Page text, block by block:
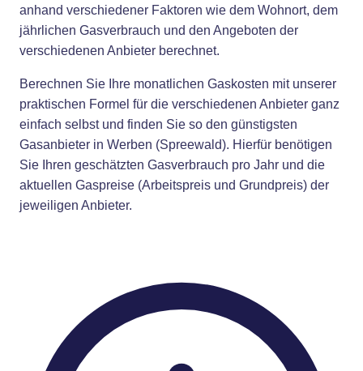
anhand verschiedener Faktoren wie dem Wohnort, dem
jährlichen Gasverbrauch und den Angeboten der
verschiedenen Anbieter berechnet.
Berechnen Sie Ihre monatlichen Gaskosten mit unserer
praktischen Formel für die verschiedenen Anbieter ganz
einfach selbst und finden Sie so den günstigsten
Gasanbieter in Werben (Spreewald). Hierfür benötigen
Sie Ihren geschätzten Gasverbrauch pro Jahr und die
aktuellen Gaspreise (Arbeitspreis und Grundpreis) der
jeweiligen Anbieter.